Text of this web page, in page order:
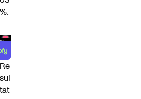
%.
Re
sul
tat